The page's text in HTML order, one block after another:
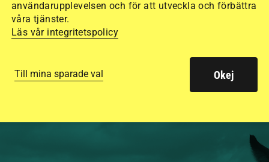
användarupplevelsen och för att utveckla och förbättra
våra tjänster.
Läs vår integritetspolicy
Till mina sparade val Okej